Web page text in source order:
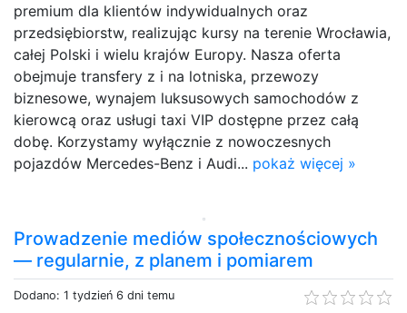
premium dla klientów indywidualnych oraz
przedsiębiorstw, realizując kursy na terenie Wrocławia,
całej Polski i wielu krajów Europy. Nasza oferta
obejmuje transfery z i na lotniska, przewozy
biznesowe, wynajem luksusowych samochodów z
kierowcą oraz usługi taxi VIP dostępne przez całą
dobę. Korzystamy wyłącznie z nowoczesnych
pojazdów Mercedes-Benz i Audi... pokaż więcej »
Prowadzenie mediów społecznościowych
— regularnie, z planem i pomiarem
Dodano: 1 tydzień 6 dni temu